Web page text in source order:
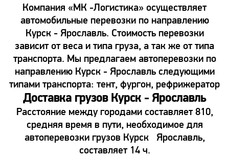
Компания «МК -Логистика» осуществляет
автомобильные перевозки по направлению
Курск - Ярославль. Стоимость перевозки
зависит от веса и типа груза, а так же от типа
транспорта. Мы предлагаем автоперевозки по
направлению Курск - Ярославль следующими
типами транспорта: тент, фургон, рефрижератор
Доставка грузов Курск - Ярославль
Расстояние между городами составляет 810,
средняя время в пути, необходимое для
автоперевозки грузов Курск Ярославль,
составляет 14 ч.